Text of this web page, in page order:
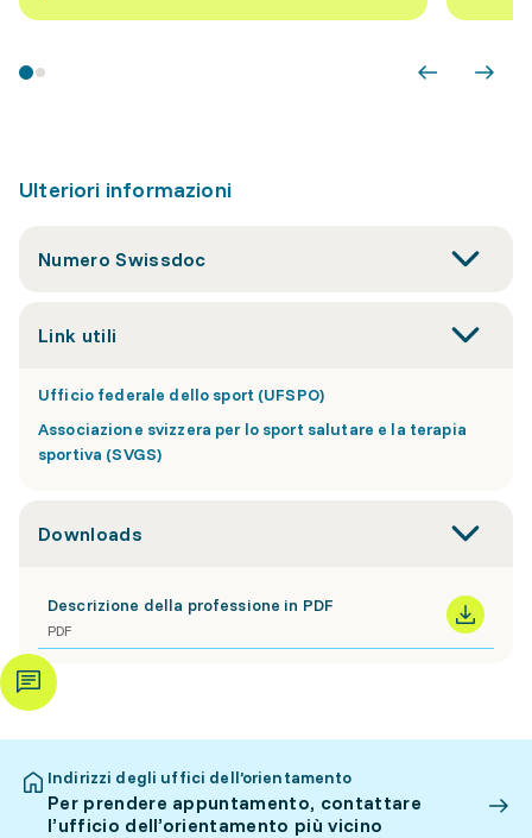
Ulteriori informazioni
Numero Swissdoc
Link utili
Ufficio federale dello sport (UFSPO)
Associazione svizzera per lo sport salutare e la terapia
sportiva (SVGS)
Downloads
Descrizione della professione in PDF
PDF
Indirizzi degli uffici dell’orientamento
Per prendere appuntamento, contattare
l’ufficio dell’orientamento più vicino